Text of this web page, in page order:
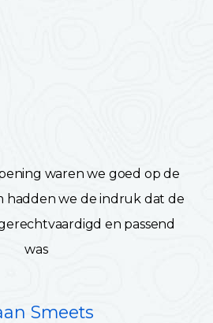
waren we goed op de
hadden we de indruk dat de
en passend
was
Smeets